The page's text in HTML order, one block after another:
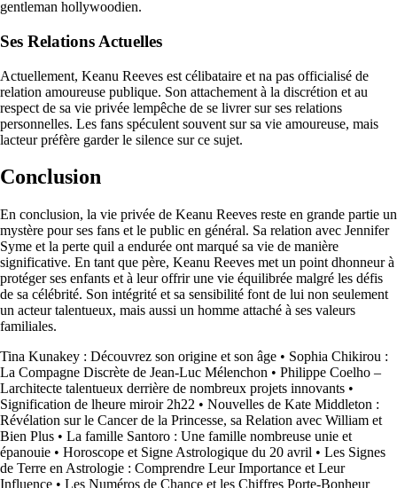
gentleman hollywoodien.
Ses Relations Actuelles
Actuellement, Keanu Reeves est célibataire et na pas officialisé de
relation amoureuse publique. Son attachement à la discrétion et au
respect de sa vie privée lempêche de se livrer sur ses relations
personnelles. Les fans spéculent souvent sur sa vie amoureuse, mais
lacteur préfère garder le silence sur ce sujet.
Conclusion
En conclusion, la vie privée de Keanu Reeves reste en grande partie un
mystère pour ses fans et le public en général. Sa relation avec Jennifer
Syme et la perte quil a endurée ont marqué sa vie de manière
significative. En tant que père, Keanu Reeves met un point dhonneur à
protéger ses enfants et à leur offrir une vie équilibrée malgré les défis
de sa célébrité. Son intégrité et sa sensibilité font de lui non seulement
un acteur talentueux, mais aussi un homme attaché à ses valeurs
familiales.
Tina Kunakey : Découvrez son origine et son âge • Sophia Chikirou :
La Compagne Discrète de Jean-Luc Mélenchon • Philippe Coelho –
Larchitecte talentueux derrière de nombreux projets innovants •
Signification de lheure miroir 2h22 • Nouvelles de Kate Middleton :
Révélation sur le Cancer de la Princesse, sa Relation avec William et
Bien Plus • La famille Santoro : Une famille nombreuse unie et
épanouie • Horoscope et Signe Astrologique du 20 avril • Les Signes
de Terre en Astrologie : Comprendre Leur Importance et Leur
Influence • Les Numéros de Chance et les Chiffres Porte-Bonheur